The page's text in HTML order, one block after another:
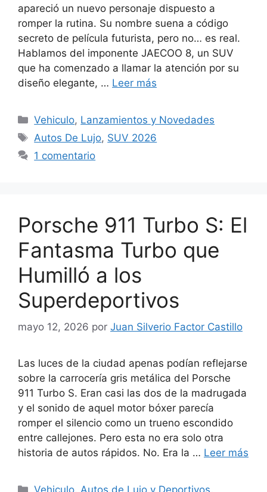
apareció un nuevo personaje dispuesto a
romper la rutina. Su nombre suena a código
secreto de película futurista, pero no… es real.
Hablamos del imponente JAECOO 8, un SUV
que ha comenzado a llamar la atención por su
diseño elegante, … Leer más
Categorías
Vehiculo, Lanzamientos y Novedades
Etiquetas
Autos De Lujo, SUV 2026
1 comentario
Porsche 911 Turbo S: El
Fantasma Turbo que
Humilló a los
Superdeportivos
mayo 12, 2026 por Juan Silverio Factor Castillo
Las luces de la ciudad apenas podían reflejarse
sobre la carrocería gris metálica del Porsche
911 Turbo S. Eran casi las dos de la madrugada
y el sonido de aquel motor bóxer parecía
romper el silencio como un trueno escondido
entre callejones. Pero esta no era solo otra
historia de autos rápidos. No. Era la … Leer más
Categorías
Vehiculo, Autos de Lujo y Deportivos,